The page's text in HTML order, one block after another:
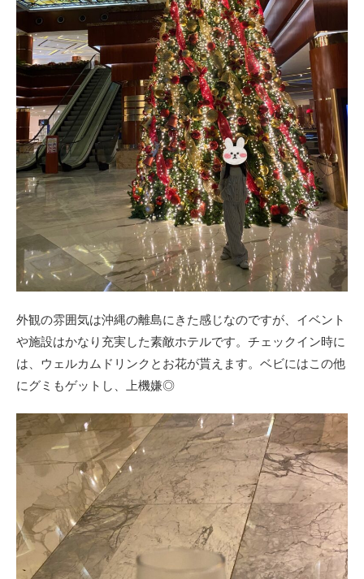
外観の雰囲気は沖縄の離島にきた感じなのですが、イベント
や施設はかなり充実した素敵ホテルです。チェックイン時に
は、ウェルカムドリンクとお花が貰えます。ベビにはこの他
にグミもゲットし、上機嫌◎